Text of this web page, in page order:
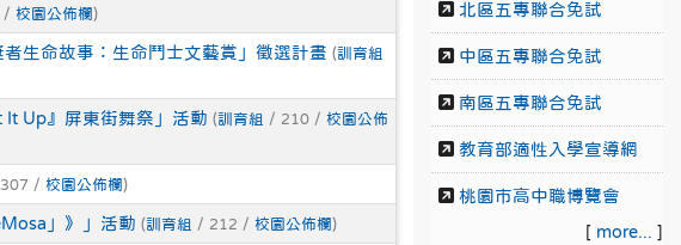
/ 校園公佈欄 )
生命故事：生命鬥士文藝賞」徵選計畫 (訓育組
Up』屏東街舞祭」活動 (訓育組 / 210 / 校園公佈
/ 校園公佈欄 )
」》」活動 (訓育組 / 212 / 校園公佈欄 )
北區五專聯合免試
中區五專聯合免試
南區五專聯合免試
教育部適性入學宣導網
桃園市高中職博覽會
[ more... ]